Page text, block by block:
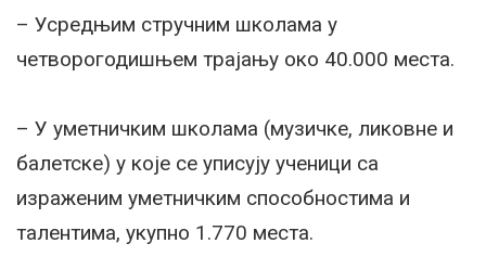
– Усредњим стручним школама у
четворогодишњем трајању око 40.000 места.
– У уметничким школама (музичке, ликовне и
балетске) у које се уписују ученици са
израженим уметничким способностима и
талентима, укупно 1.770 места.